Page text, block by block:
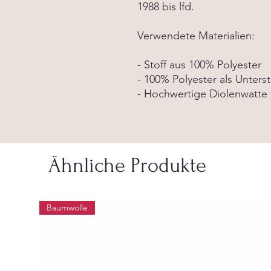
1988 bis lfd.
Verwendete Materialien:
- Stoff aus 100% Polyester
- 100% Polyester als
- Hochwertige Diolenwatte
Ähnliche Produkte
Baumwolle